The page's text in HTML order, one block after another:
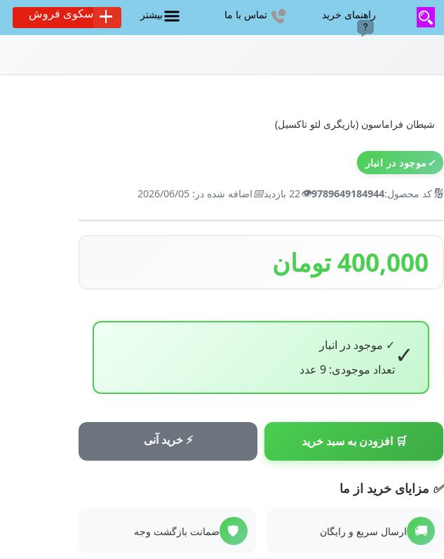
راهنمای خرید تماس با ما بیشتر سکوی فروش
شیطان فراماسون (بازیگری لئو تاکسیل)
✓ موجود در انبار
🔢کد محصول:9789649184944
👁️22 بازدید 📅اضافه شده در: 2026/06/05
400,000 تومان
✓ ✓ موجود در انبار
تعداد موجودی: 9 عدد
🛒 افزودن به سبد خرید ⚡ خرید آنی
✅ مزایای خرید از ما
🚚 ارسال سریع و رایگان 🛡️ ضمانت بازگشت وجه